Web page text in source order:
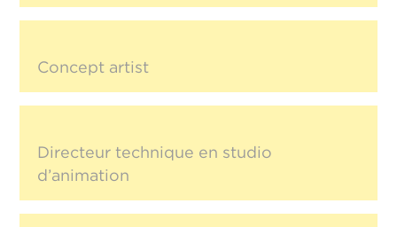
Concept artist
Directeur technique en studio
d’animation